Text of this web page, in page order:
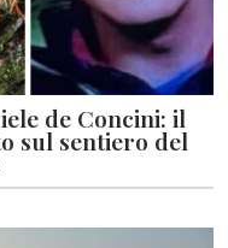
de Concini: il
sul sentiero del